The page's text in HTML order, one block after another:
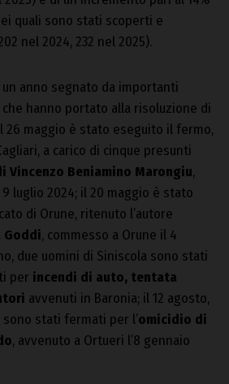
quali sono stati scoperti e
nel 2024, 232 nel 2025).
anno segnato da importanti
hanno portato alla risoluzione di
26 maggio è stato eseguito il fermo,
a carico di cinque presunti
Vincenzo Beniamino Marongiu,
luglio 2024; il 20 maggio è stato
di Orune, ritenuto l’autore
Goddi, commesso a Orune il 4
due uomini di Siniscola sono stati
per incendi di auto, tentata
avvenuti in Baronia; il 12 agosto,
stati fermati per l’omicidio di
, avvenuto a Ortueri l’8 gennaio